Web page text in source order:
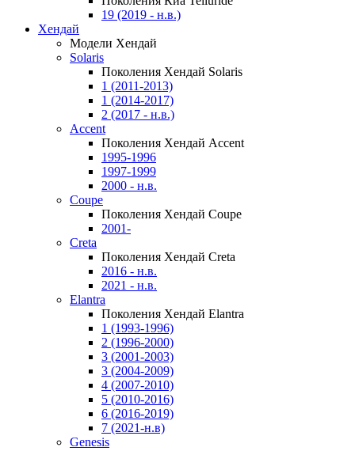
19 (2019 - н.в.)
Хендай
Модели Хендай
Solaris
Поколения Хендай Solaris
1 (2011-2013)
1 (2014-2017)
2 (2017 - н.в.)
Accent
Поколения Хендай Accent
1995-1996
1997-1999
2000 - н.в.
Coupe
Поколения Хендай Coupe
2001-
Creta
Поколения Хендай Creta
2016 - н.в.
2021 - н.в.
Elantra
Поколения Хендай Elantra
1 (1993-1996)
2 (1996-2000)
3 (2001-2003)
3 (2004-2009)
4 (2007-2010)
5 (2010-2016)
6 (2016-2019)
7 (2021-н.в)
Genesis